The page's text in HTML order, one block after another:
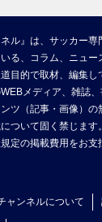
ル』は、サッカー専
る、コラム、ニュー
目的で取材、編集し
メディア、雑誌
ツ（記事・画像）の
ついて固く禁じます
定の掲載費用をお支
ャンネルについて